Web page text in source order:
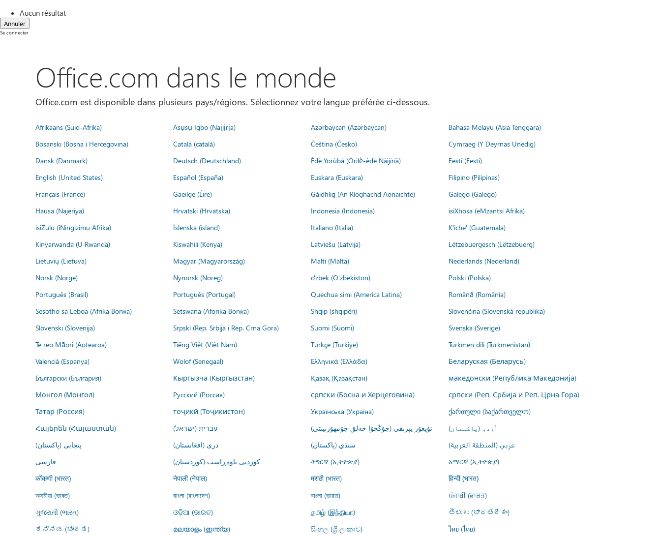
Aucun résultat
Annuler
Se connecter
Office.com dans le monde
Office.com est disponible dans plusieurs pays/régions. Sélectionnez votre langue préférée ci-dessous.
Afrikaans (Suid-Afrika) Asụsụ Igbo (Naịjịrịa) Azərbaycan (Azərbaycan)
Bahasa Melayu (Asia Tenggara)
Bosanski (Bosna i Hercegovina)
Català (català) Čeština (Česko)
Cymraeg (Y Deyrnas Unedig)
Dansk (Danmark)
Deutsch (Deutschland) Èdè Yorùbá (Orilẹ̀-èdè Nàìjíríà)
Eesti (Eesti)
English (United States)
Español (España) Euskara (Euskara)
Filipino (Pilipinas)
Français (France)
Gaeilge (Éire) Gàidhlig (An Rìoghachd Aonaichte)
Galego (Galego)
Hausa (Najeriya)
Hrvatski (Hrvatska) Indonesia (Indonesia)
isiXhosa (eMzantsi Afrika)
isiZulu (iNingizimu Afrika)
Íslenska (ísland) Italiano (Italia)
K'iche' (Guatemala)
Kinyarwanda (U Rwanda)
Kiswahili (Kenya) Latviešu (Latvija)
Lëtzebuergesch (Lëtzebuerg)
Lietuvių (Lietuva)
Magyar (Magyarország) Malti (Malta)
Nederlands (Nederland)
Norsk (Norge)
Nynorsk (Noreg) o'zbek (O'zbekiston)
Polski (Polska)
Português (Brasil)
Português (Portugal) Quechua simi (America Latina)
Română (România)
Sesotho sa Leboa (Afrika Borwa)
Setswana (Aforika Borwa) Shqip (shqipëri)
Slovenčina (Slovenská republika)
Slovenski (Slovenija)
Srpski (Rep. Srbija i Rep. Crna Gora) Suomi (Suomi)
Svenska (Sverige)
Te reo Māori (Aotearoa)
Tiếng Việt (Việt Nam) Türkçe (Türkiye)
Türkmen dili (Türkmenistan)
Valencià (Espanya)
Wolof (Senegaal) Ελληνικά (Ελλάδα)
Беларуская (Беларусь)
Български (България)
Кыргызча (Кыргызстан) Қазақ (Қазақстан)
македонски (Република Македонија)
Монгол (Монгол)
Русский (Россия) српски (Босна и Херцеговина)
српски (Реп. Србија и Реп. Црна Гора)
Татар (Россия)
тоҷикӣ (Тоҷикистон) Українська (Україна)
ქართული (საქართველო)
Հայերեն (Հայաստան)
עברית (ישראל) ئۇيغۇر يېزىقى (جۇڭخۇا خەلق جۇمھۇرىيىتى)
اُردو (پاکستان)
پنجابی (پاکستان)
درى (افغانستان) سنڌي (پاکستان)
عربي (المنطقة العربية)
فارسى
کوردیی ناوەڕاست (کوردستان) ትግርኛ (ኢትዮጵያ) አማርኛ (ኢትዮጵያ)
कोंकणी (भारत) नेपाली (नेपाल) मराठी (भारत) हिन्दी (भारत)
অসমীয়া (ভাৰত) বাংলা (বাংলাদেশ) বাংলা (ভারত)
ਪੰਜਾਬੀ (ਭਾਰਤ)
ગુજરાતી (ભારત)
ଓଡ଼ିଆ (ଭାରତ) தமிழ் (இந்தியா)
తెలుగు (భారతదేశం)
ಕನ್ನಡ (ಭಾರತ)
മലയാളം (ഇന്ത്യ) සිංහල (ශ්‍රී ලංකාව)
ไทย (ไทย)